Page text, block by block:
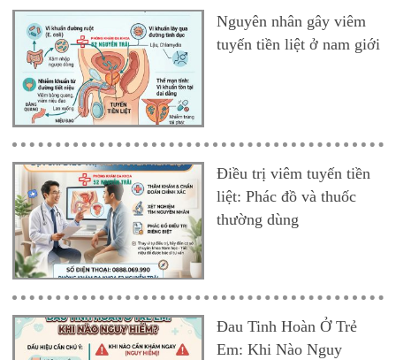
Nguyên nhân gây viêm
tuyến tiền liệt ở nam giới
Điều trị viêm tuyến tiền
liệt: Phác đồ và thuốc
thường dùng
Đau Tinh Hoàn Ở Trẻ
Em: Khi Nào Nguy